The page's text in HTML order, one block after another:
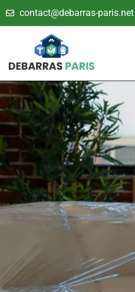
contact@debarras-paris.net